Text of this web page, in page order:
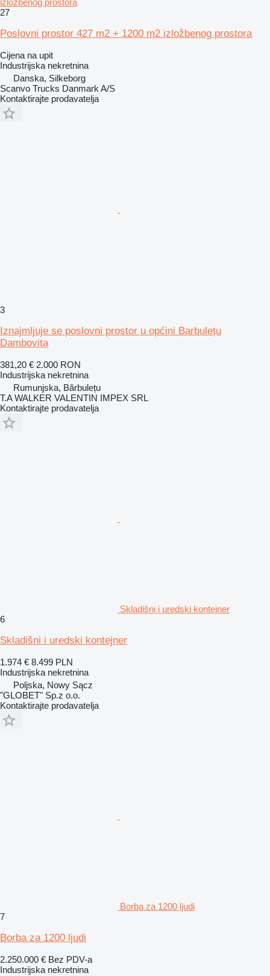
27
Poslovni prostor 427 m2 + 1200 m2 izložbenog prostora
Cijena na upit
Industrijska nekretnina
Danska, Silkeborg
Scanvo Trucks Danmark A/S
Kontaktirajte prodavatelja
3
Iznajmljuje se poslovni prostor u općini Barbulețu
Dambovita
381,20 € 2.000 RON
Industrijska nekretnina
Rumunjska, Bărbulețu
T.A WALKER VALENTIN IMPEX SRL
Kontaktirajte prodavatelja
Skladišni i uredski kontejner
6
Skladišni i uredski kontejner
1.974 € 8.499 PLN
Industrijska nekretnina
Poljska, Nowy Sącz
"GLOBET" Sp.z o.o.
Kontaktirajte prodavatelja
Borba za 1200 ljudi
7
Borba za 1200 ljudi
2.250.000 € Bez PDV-a
Industrijska nekretnina